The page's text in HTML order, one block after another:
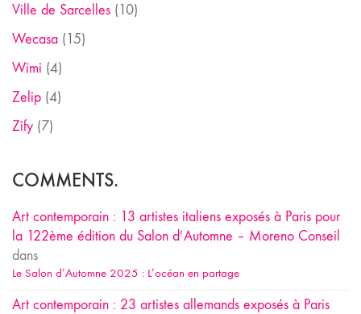
Ville de Sarcelles (10)
Wecasa (15)
Wimi (4)
Zelip (4)
Zify (7)
COMMENTS.
Art contemporain : 13 artistes italiens exposés à Paris pour
la 122ème édition du Salon d’Automne – Moreno Conseil
dans
Le Salon d’Automne 2025 : L’océan en partage
Art contemporain : 23 artistes allemands exposés à Paris